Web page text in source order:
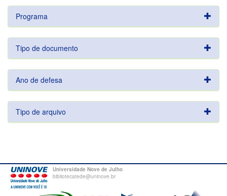
Programa
Tipo de documento
Ano de defesa
Tipo de arquivo
Universidade Nove de Julho
bibliotecatede@uninove.br